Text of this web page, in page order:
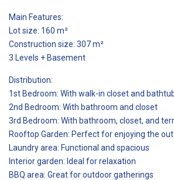
Main Features:
Lot size: 160 m²
Construction size: 307 m²
3 Levels + Basement
Distribution:
1st Bedroom: With walk-in closet and
2nd Bedroom: With bathroom and closet
3rd Bedroom: With bathroom, closet, and
Rooftop Garden: Perfect for enjoying the
Laundry area: Functional and spacious
Interior garden: Ideal for relaxation
BBQ area: Great for outdoor gatherings